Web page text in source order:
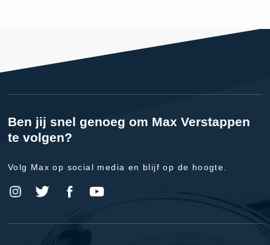
Ben jij snel genoeg om Max Verstappen
te volgen?
Volg Max op social media en blijf op de hoogte.